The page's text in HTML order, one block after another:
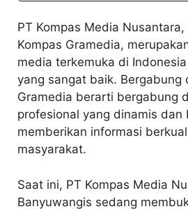
PT Kompas Media
Kompas Gramedia,
media terkemuka di
yang sangat baik. Bergabung
Gramedia berarti bergabung
profesional yang dinamis
memberikan informasi
masyarakat.
Saat ini, PT Kompas Media
Banyuwangis sedang